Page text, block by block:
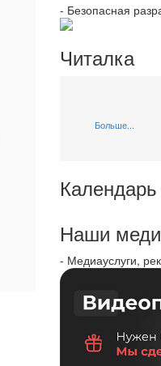
- Безопасная
Читалка
Больше...
Наши
- Медиауслуги,